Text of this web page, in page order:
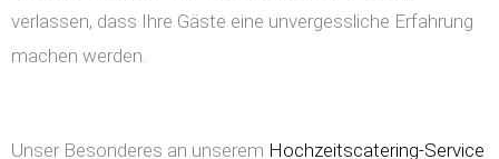
verlassen, dass Ihre Gäste eine unvergessliche Erfahrung
machen werden.
Unser Besonderes an unserem Hochzeitscatering-Service